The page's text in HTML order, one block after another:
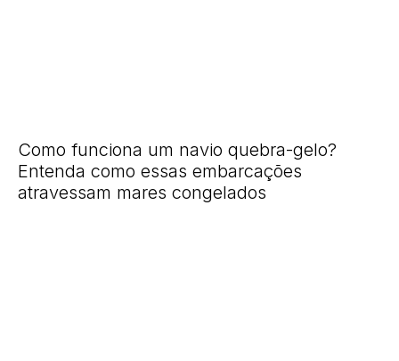
Como funciona um navio quebra-gelo?
Entenda como essas embarcações
atravessam mares congelados